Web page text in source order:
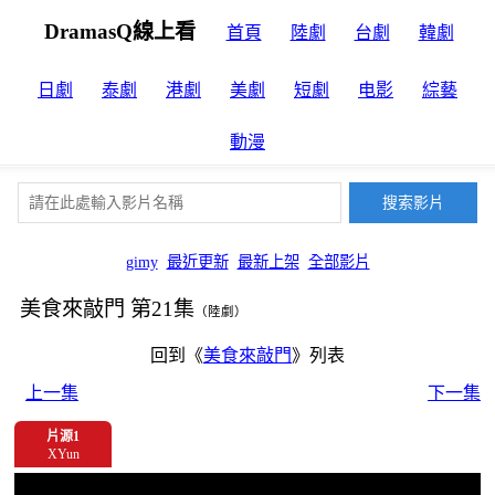
DramasQ線上看 首頁 陸劇 台劇 韓劇
日劇 泰劇 港劇 美劇 短劇 电影 綜藝
動漫
gimy 最近更新 最新上架 全部影片
美食來敲門 第21集 （陸劇）
回到《美食來敲門》列表
上一集
下一集
片源1
XYun